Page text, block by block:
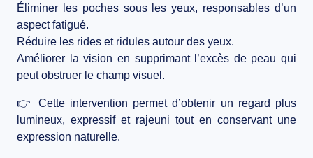
Éliminer les poches sous les yeux, responsables d’un
aspect fatigué.
Réduire les rides et ridules autour des yeux.
Améliorer la vision en supprimant l’excès de peau qui
peut obstruer le champ visuel.
👉 Cette intervention permet d’obtenir un regard plus
lumineux, expressif et rajeuni tout en conservant une
expression naturelle.